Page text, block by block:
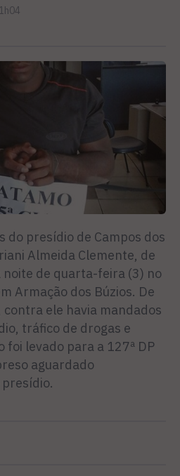
do presídio de Campos dos
Almeida Clemente, de
noite de quarta-feira (3) no
Armação dos Búzios. De
ele havia mandados
tráfico de drogas e
foi levado para a 127ª DP
aguardado